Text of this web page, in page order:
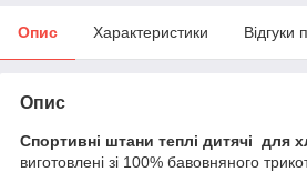
Опис Характеристики Відгуки
Опис
Спортивні штани теплі дитячі для
виготовлені зі 100% бавовняного